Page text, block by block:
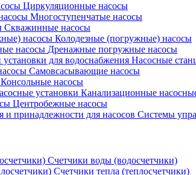
Циркуляционные насосы
Многоступенчатые насосы
Скважинные насосы
Колодезные (погружные) насосы
Дренажные погружные насосы
Насосные
Самовсасывающие насосы
Консольные насосы
Канализационные
Центробежные насосы
Системы
Счетчики воды (водосчетчики)
Счетчики тепла (теплосчетчики)